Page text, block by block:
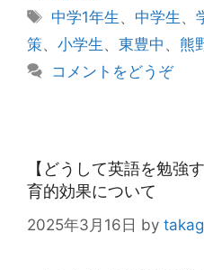
テ
リ
ー
タ
グ
中学1年生 、 中学生 、
策、 小学生 、 東豊中 、 熊
コメントをどうぞ
【どうして英語を勉強
育的効果について
2025年3月16日 by